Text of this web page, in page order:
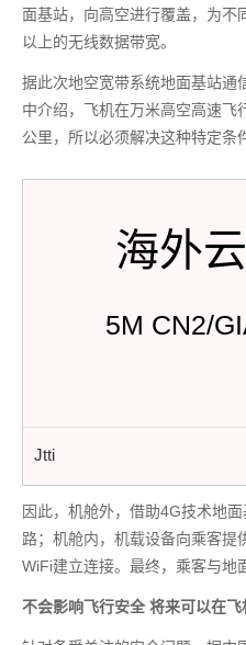
面基站，向高空进行覆盖，为
以上的无线数据带宽。
据此次地空宽带系统地面基站通
中介绍，飞机在万米高空高速
公里，所以必须解决这种特定条
海外
5M CN2/
Jtti
因此，机舱外，借助4G技术地
路；机舱内，机载设备向乘客提
WiFi建立连接。最终，乘客与地
不会影响飞行安全 将来可以在飞